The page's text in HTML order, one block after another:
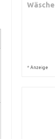
Wäsche
* Anzeige